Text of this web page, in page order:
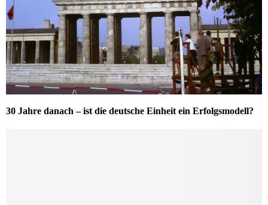
30 Jahre danach – ist die deutsche Einheit ein Erfolgsmodell?